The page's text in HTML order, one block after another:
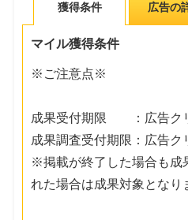
獲得条件 広告の
マイル獲得条件
※ご注意点※
成果受付期限 ：広告ク
成果調査受付期限：広告ク
※掲載が終了した場合も成
れた場合は成果対象となり